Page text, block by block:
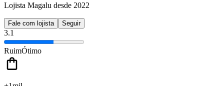
Lojista Magalu desde 2022
Fale com lojista Seguir
3.1
RuimÓtimo